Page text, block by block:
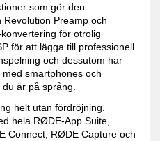
som gör den
Preamp och
för otrolig
för att lägga till professionell
och dessutom har
smartphones och
är på språng.
helt utan fördröjning.
hela RØDE-App Suite,
Connect, RØDE Capture och